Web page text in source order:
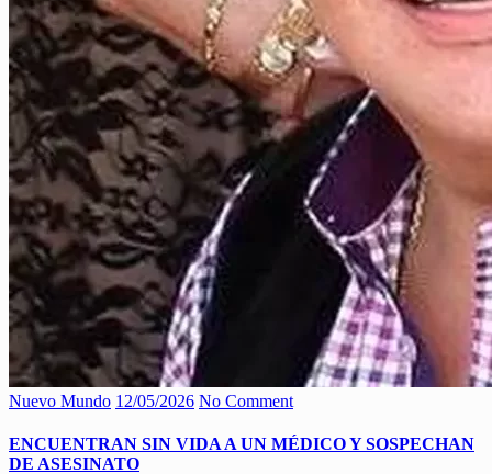
Nuevo Mundo 12/05/2026 No Comment
ENCUENTRAN SIN VIDA A UN MÉDICO Y SOSPECHAN
DE ASESINATO